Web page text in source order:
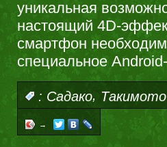
уникальная
настоящий 4D-
смартфон
специальное
: Садако,
→